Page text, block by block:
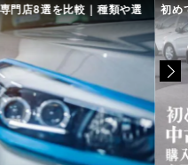
門店8選を比較｜種類や選 初め